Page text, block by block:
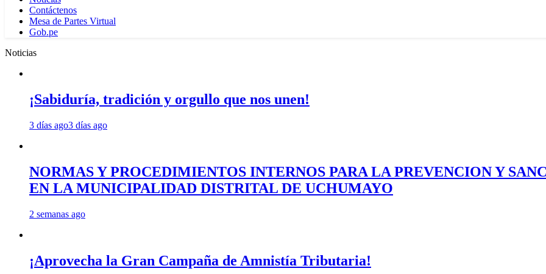
Contáctenos
Mesa de Partes Virtual
Gob.pe
Noticias
¡Sabiduría, tradición y orgullo que nos unen!
3 días ago3 días ago
NORMAS Y PROCEDIMIENTOS INTERNOS PARA LA PREVENCION Y
EN LA MUNICIPALIDAD DISTRITAL DE UCHUMAYO
2 semanas ago
¡Aprovecha la Gran Campaña de Amnistía Tributaria!